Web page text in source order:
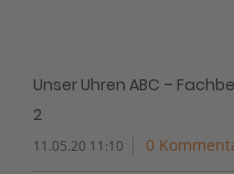
Unser Uhren ABC –
2
11.05.20 11:10 0